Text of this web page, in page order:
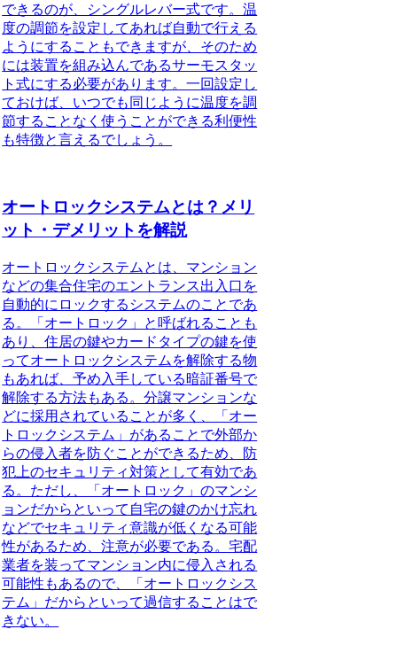
できるのが、シングルレバー式です。温
度の調節を設定してあれば自動で行える
ようにすることもできますが、そのため
には装置を組み込んであるサーモスタッ
ト式にする必要があります。一回設定し
ておけば、いつでも同じように温度を調
節することなく使うことができる利便性
も特徴と言えるでしょう。
オートロックシステムとは？メリ
ット・デメリットを解説
オートロックシステムとは、マンション
などの集合住宅のエントランス出入口を
自動的にロックするシステムのこと であ
る。「オートロック」と呼ばれることも
あり、住居の鍵やカードタイプの鍵を使
ってオートロックシステムを解除する物
もあれば、予め入手している暗証番号で
解除する方法もある。分譲マンションな
どに採用されていることが多く、「オー
トロックシステム」があることで外部か
らの侵入者を防ぐことができるため、防
犯上のセキュリティ対策として有効であ
る。ただし、「オートロック」のマンシ
ョンだからといって自宅の鍵のかけ忘れ
などでセキュリティ意識が低くなる可能
性があるため、注意が必要である。宅配
業者を装ってマンション内に侵入される
可能性もあるので、「オートロックシス
テム」だからといって過信することはで
きない。